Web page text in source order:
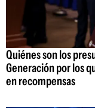
Quiénes son los
Generación por los
en recompensas